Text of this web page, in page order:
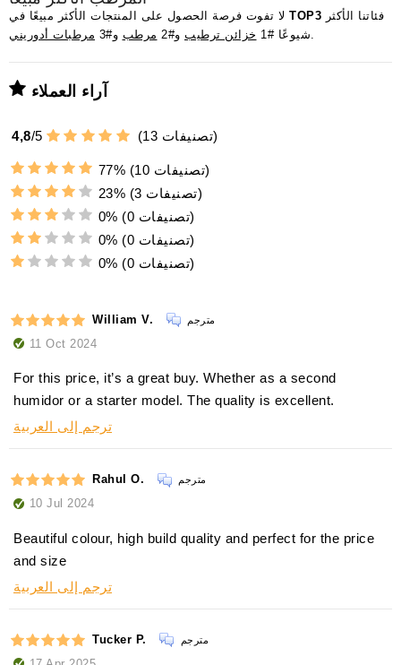
TOP3
شيوعًا #1
خزائن ترطيب و#2 مرطب و#3 مرطبات أدوريني
آراء العملاء
4,8/5 (13 تصنيفات)
77%
(10 تصنيفات)
23%
(3 تصنيفات)
0%
(0 تصنيفات)
0%
(0 تصنيفات)
0%
(0 تصنيفات)
William V. مترجم
11 Oct 2024
For this price, it’s a great buy. Whether as a second
humidor or a starter model. The quality is excellent.
ترجم إلى العربية
Rahul O. مترجم
10 Jul 2024
Beautiful colour, high build quality and perfect for the price
and size
ترجم إلى العربية
Tucker P. مترجم